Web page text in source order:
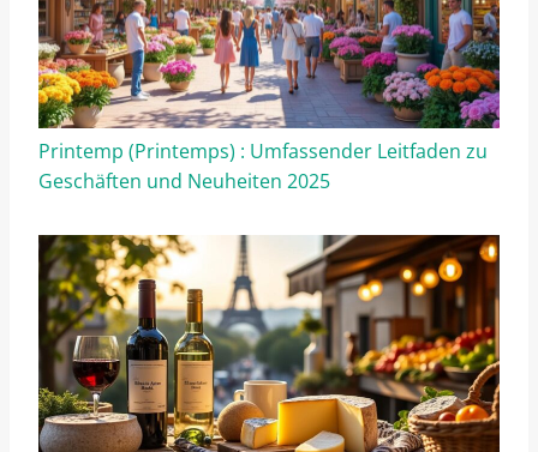
Printemp (Printemps) : Umfassender Leitfaden zu
Geschäften und Neuheiten 2025